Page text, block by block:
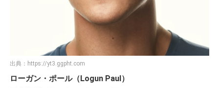
出典： https://yt3.ggpht.com
ローガン・ポール（Logun Paul）